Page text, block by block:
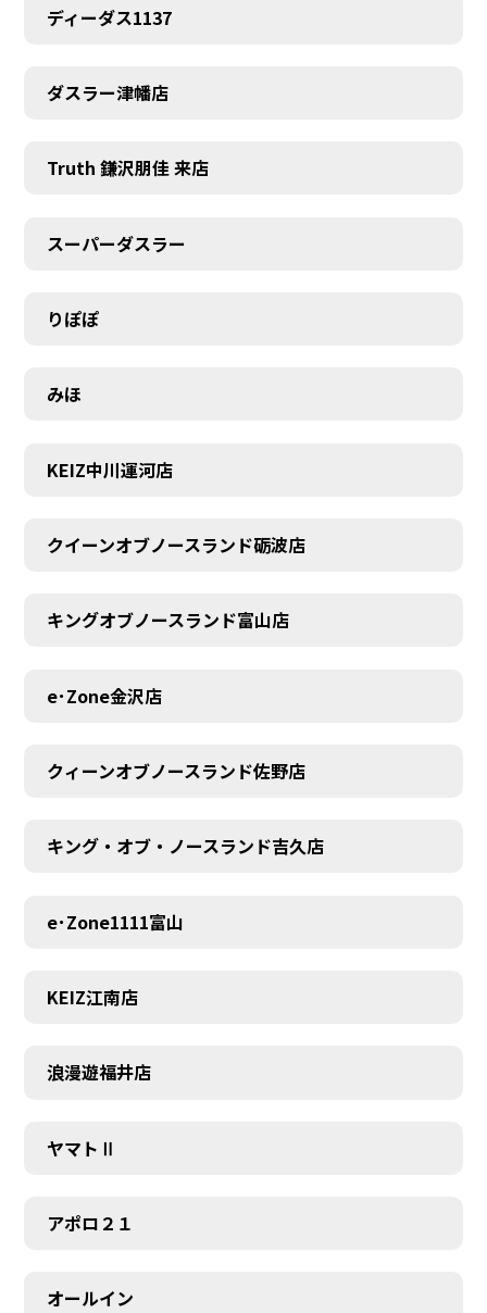
ディーダス1137
ダスラー津幡店
Truth 鎌沢朋佳 来店
スーパーダスラー
りぽぽ
みほ
KEIZ中川運河店
クイーンオブノースランド砺波店
キングオブノースランド富山店
e･Zone金沢店
クィーンオブノースランド佐野店
キング・オブ・ノースランド吉久店
e･Zone1111富山
KEIZ江南店
浪漫遊福井店
ヤマトⅡ
アポロ２１
オールイン